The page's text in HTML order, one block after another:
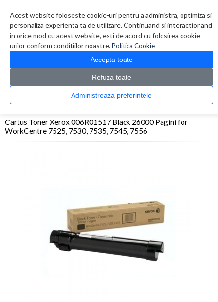
Acest website foloseste cookie-uri pentru a administra, optimiza si
personaliza experienta ta de utilizare. Continuand si interactionand
in orice mod cu acest website, esti de acord cu folosirea cookie-
urilor conform conditiilor noastre.Politica Cookie
Accepta toate
Refuza toate
Administreaza preferintele
0 produs(e)
CATALOG PRODUSE
Consumabile originale > Toner > Cartus Toner Xerox 006R01517 Black
Cartus Toner Xerox 006R01517 Black 26000 Pagini for
WorkCentre 7525, 7530, 7535, 7545, 7556